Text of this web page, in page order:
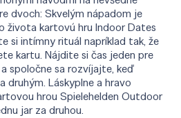
dvoch: Skvelým nápadom je
života kartovú hru Indoor Dates
si intímny rituál napríklad tak, že
kartu. Nájdite si čas jeden pre
spoločne sa rozvíjajte, keď
druhým. Láskyplne a hravo
hrou Spielehelden Outdoor
jar za druhou.